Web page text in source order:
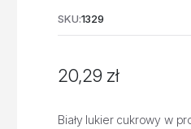
SKU:1329
20,29 zł
Biały lukier cukrowy w